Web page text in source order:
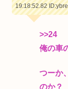
19:18:52.82
>>24
俺の車
つーか
のか？